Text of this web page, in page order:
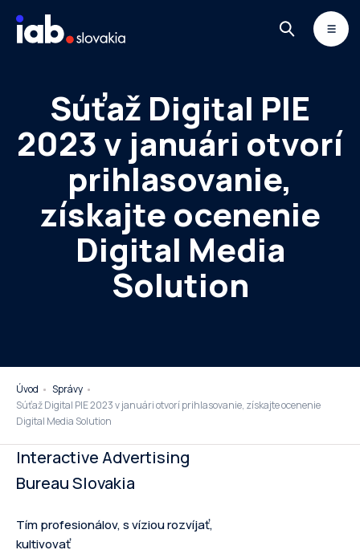
NEWSLETTER
Súťaž Digital PIE
2023 v januári otvorí
prihlasovanie,
získajte ocenenie
Digital Media
Solution
Úvod
Správy
Súťaž Digital PIE 2023 v januári otvorí prihlasovanie, získajte ocenenie
Digital Media Solution
Interactive Advertising
Bureau Slovakia
Tím profesionálov, s víziou rozvíjať,
kultivovať